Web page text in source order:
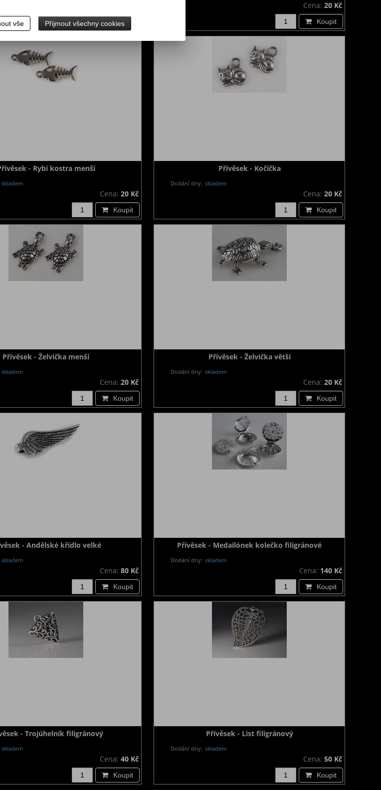
Koupit
Cena: 20 Kč
Koupit
- Rybí kostra menší
skladem
Cena: 20 Kč
Koupit
Přívěsek - Kočička
Dodání dny: skladem
Cena: 20 Kč
Koupit
Přívěsek - Želvička menší
skladem
Cena: 20 Kč
Koupit
Přívěsek - Želvička větší
Dodání dny: skladem
Cena: 20 Kč
Koupit
- Andělské křídlo velké
skladem
Cena: 80 Kč
Koupit
Přívěsek - Medailónek kolečko filigránové
Dodání dny: skladem
Cena: 140 Kč
Koupit
- Trojúhelník filigránový
skladem
Cena: 40 Kč
Koupit
Přívěsek - List filigránový
Dodání dny: skladem
Cena: 50 Kč
Koupit
vše Přijmout všechny cookies